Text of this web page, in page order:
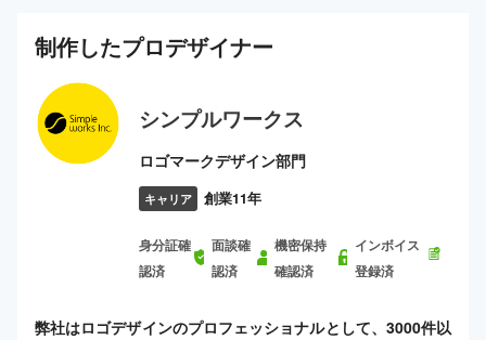
制作したプロデザイナー
シンプルワークス
ロゴマークデザイン部門
キャリア 創業11年
身分証確
認済
面談確
認済
機密保持
確認済
インボイス
登録済
弊社はロゴデザインのプロフェッショナルとして、3000件以